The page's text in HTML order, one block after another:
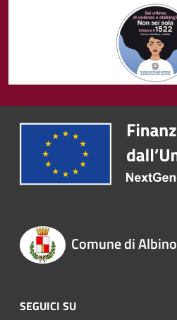
Comune di Albino
SEGUICI SU